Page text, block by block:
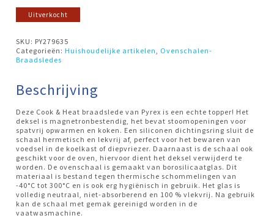
was:
€27,99.
is:
€20,00.
Uitverkocht
SKU: PY279635
Categorieën:Huishoudelijke artikelen
Ovenschalen-
Braadsledes
Beschrijving
Deze Cook & Heat braadslede van Pyrex is een echte topper! Het
deksel is magnetronbestendig, het bevat stoomopeningen voor
spatvrij opwarmen en koken. Een siliconen dichtingsring sluit de
schaal hermetisch en lekvrij af, perfect voor het bewaren van
voedsel in de koelkast of diepvriezer. Daarnaast is de schaal ook
geschikt voor de oven, hiervoor dient het deksel verwijderd te
worden. De ovenschaal is gemaakt van borosilicaatglas. Dit
materiaal is bestand tegen thermische schommelingen van
-40°C tot 300°C en is ook erg hygiënisch in gebruik. Het glas is
volledig neutraal, niet-absorberend en 100 % vlekvrij. Na gebruik
kan de schaal met gemak gereinigd worden in de
vaatwasmachine.